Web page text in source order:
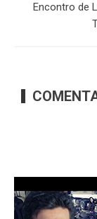
Encontro de